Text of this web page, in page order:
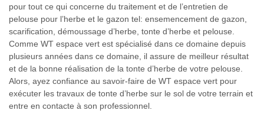
pour tout ce qui concerne du traitement et de l’entretien de
pelouse pour l’herbe et le gazon tel: ensemencement de gazon,
scarification, démoussage d’herbe, tonte d’herbe et pelouse.
Comme WT espace vert est spécialisé dans ce domaine depuis
plusieurs années dans ce domaine, il assure de meilleur résultat
et de la bonne réalisation de la tonte d’herbe de votre pelouse.
Alors, ayez confiance au savoir-faire de WT espace vert pour
exécuter les travaux de tonte d’herbe sur le sol de votre terrain et
entre en contacte à son professionnel.